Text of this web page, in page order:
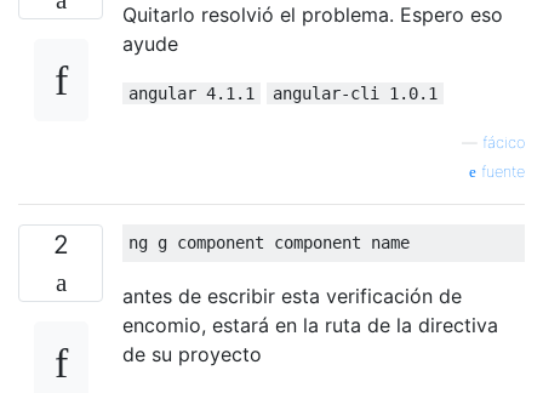
Quitarlo resolvió el problema. Espero eso
ayude
angular 4.1.1 angular-cli 1.0.1
fácico
fuente
2
antes de escribir esta verificación de
encomio, estará en la ruta de la directiva
de su proyecto